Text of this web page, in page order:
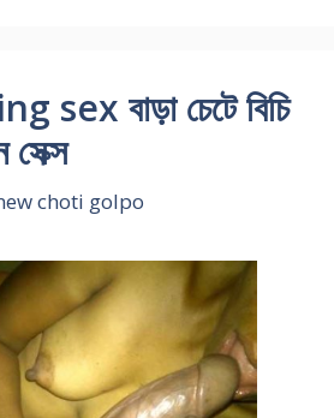
sex বাড়া চেটে বিচি
সেক্স
choti golpo